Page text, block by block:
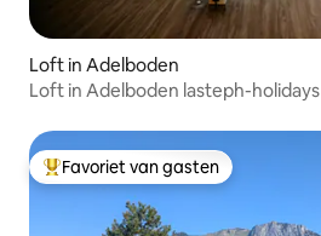
Loft in Adelboden
Loft in Adelboden lasteph-holidays
Topfavoriet van gasten
Favoriet van gasten